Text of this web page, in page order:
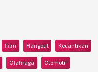
Film Hangout Kecantikan
Olahraga Otomotif